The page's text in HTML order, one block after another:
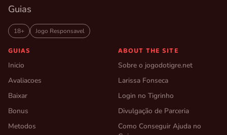
Guias
18+ Jogo Responsavel
GUIAS
Inicio
Avaliacoes
Baixar
Bonus
Metodos
ABOUT THE SITE
Sobre o jogodotigre.net
Larissa Fonseca
Login no Tigrinho
Divulgação de Parceria
Como Conseguir Ajuda no